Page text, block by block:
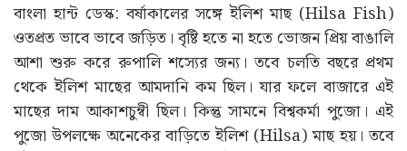
বাংলা হান্ট ডেস্ক: বর্ষাকালের সঙ্গে ইলিশ মাছ (Hilsa Fish)
ওতপ্রত ভাবে ভাবে জড়িত। বৃষ্টি হতে না হতে ভোজন প্রিয় বাঙালি
আশা শুরু করে রুপালি শস্যের জন্য। তবে চলতি বছরে প্রথম
থেকে ইলিশ মাছের আমদানি কম ছিল। যার ফলে বাজারে এই
মাছের দাম আকাশচুম্বী ছিল। কিন্তু সামনে বিশ্বকর্মা পুজো। এই
পুজো উপলক্ষে অনেকের বাড়িতে ইলিশ (Hilsa) মাছ হয়। তবে